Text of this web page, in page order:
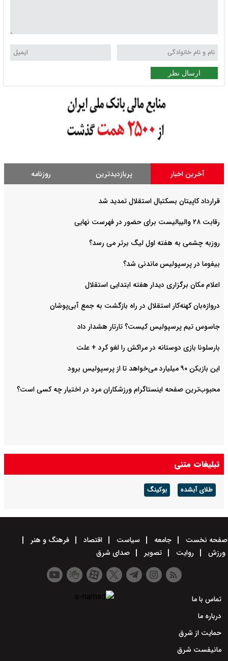
ارسال نظر
آخرین اخبار پربازدیدترین روزنامه
قرارداد کاپیتان بسکتبال استقلال تمدید شد
رقابت ۲۸ والیبالیست برای حضور در فهرست نهایی
روزبه چشمی به هفته اول لیگ برتر می رسد؟
بیفوما در پرسپولیس ماندنی شد؟
اعلام مکان برگزاری دیدار هفته ابتدایی استقلال
دروازه‌بان کهنه‌کار استقلال در راه بازگشت به جمع آبی‌پوشان
جاسوس تیم پرسپولیس کیست؟ تارتار هشدار داد
بارسلونا بازی دوستانه در مراکش را لغو کرد + علت
این بازیکن ۹۰ میلیارد می‌خواهد تا از پرسپولیس برود
محبوب‌ترین صفحه اینستاگرام ورزشکاران مرد در اختیار چه کسی است؟
تبلیغات متنی
طلای آبشده بوکینگ
صفحه نخست جامعه سیاست اقتصاد
فرهنگ و هنر
ورزش
روایت تصویر صدای شرق
تماس با ما
درباره ما
حمایت از شرق
مانیفست شرق